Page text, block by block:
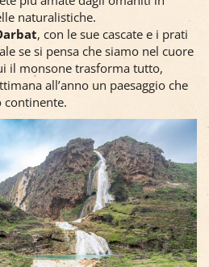
più amate dagli omaniti in
naturalistiche.
, con le sue cascate e i prati
se si pensa che siamo nel cuore
il monsone trasforma tutto,
all’anno un paesaggio che
continente.